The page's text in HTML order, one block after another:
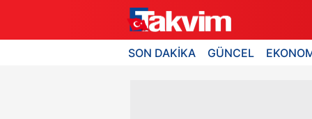
SON DAKİKA GÜNCEL